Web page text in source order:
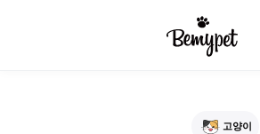
고양이